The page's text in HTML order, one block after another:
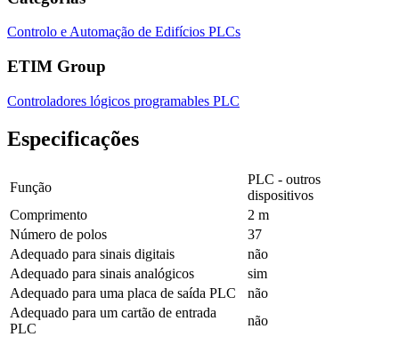
Controlo e Automação de Edifícios PLCs
ETIM Group
Controladores lógicos programables PLC
Especificações
Função
PLC - outros
dispositivos
Comprimento
2 m
Número de polos
37
Adequado para sinais digitais
não
Adequado para sinais analógicos
sim
Adequado para uma placa de saída PLC
não
Adequado para um cartão de entrada
PLC
não